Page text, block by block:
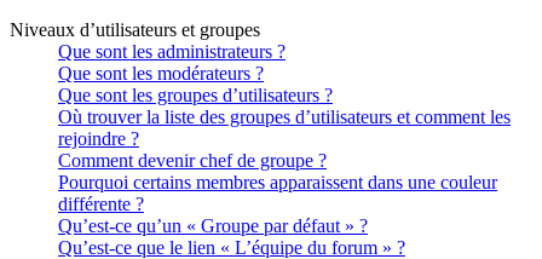
Niveaux d’utilisateurs et groupes
Que sont les administrateurs ?
Que sont les modérateurs ?
Que sont les groupes d’utilisateurs ?
Où trouver la liste des groupes d’utilisateurs et comment les
rejoindre ?
Comment devenir chef de groupe ?
Pourquoi certains membres apparaissent dans une couleur
différente ?
Qu’est-ce qu’un « Groupe par défaut » ?
Qu’est-ce que le lien « L’équipe du forum » ?